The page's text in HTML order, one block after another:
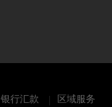
银行汇款
区域服务